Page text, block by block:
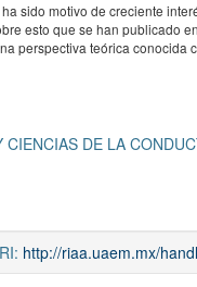
sido motivo de creciente
esto que se han publicado
perspectiva teórica conocida
CIENCIAS DE LA
http://riaa.uaem.mx/